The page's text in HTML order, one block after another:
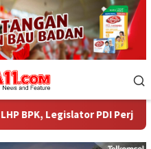
PDI Perjuangan